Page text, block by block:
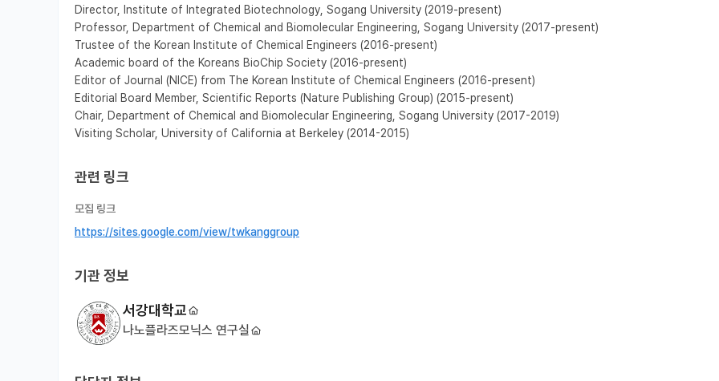
Director, Institute of Integrated Biotechnology, Sogang University (2019-present)
Professor, Department of Chemical and Biomolecular Engineering, Sogang University (2017-present)
Trustee of the Korean Institute of Chemical Engineers (2016-present)
Academic board of the Koreans BioChip Society (2016-present)
Editor of Journal (NICE) from The Korean Institute of Chemical Engineers (2016-present)
Editorial Board Member, Scientific Reports (Nature Publishing Group) (2015-present)
Chair, Department of Chemical and Biomolecular Engineering, Sogang University (2017-2019)
Visiting Scholar, University of California at Berkeley (2014-2015)
관련 링크
모집 링크
https://sites.google.com/view/twkanggroup
기관 정보
서강대학교
나노플라즈모닉스 연구실